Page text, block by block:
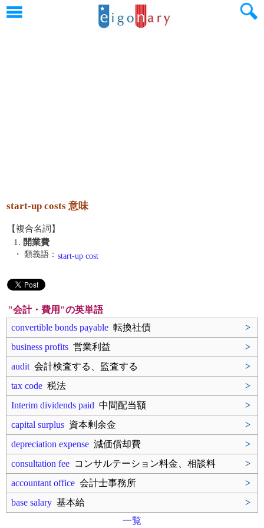
start-up costs 意味
【複合名詞】
1. 開業費
・ 類義語： start-up cost
"会計・費用"の英単語
convertible bonds payable 転換社債
>
business profits 営業利益
>
audit 会計検査する、監査する
>
tax code 税法
>
Interim dividends paid 中間配当額
>
capital surplus 資本剰余金
>
depreciation expense 減価償却費
>
consultation fee コンサルテーション料金、相談料
>
accountant office 会計士事務所
>
base salary 基本給
>
一覧